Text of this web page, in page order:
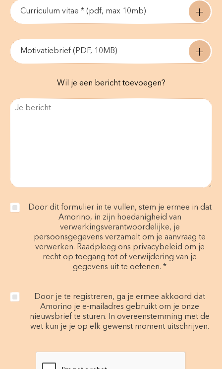
Curriculum vitae * (pdf, max 10mb)
Motivatiebrief (PDF, 10MB)
Wil je een bericht toevoegen?
Door dit formulier in te vullen, stem je ermee in dat
Amorino, in zijn hoedanigheid van
verwerkingsverantwoordelijke, je
persoonsgegevens verzamelt om je aanvraag te
verwerken. Raadpleeg ons privacybeleid om je
recht op toegang tot of verwijdering van je
gegevens uit te oefenen. *
Door je te registreren, ga je ermee akkoord dat
Amorino je e-mailadres gebruikt om je onze
nieuwsbrief te sturen. In overeenstemming met de
wet kun je je op elk gewenst moment uitschrijven.